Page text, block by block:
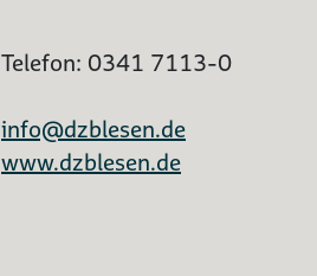
Telefon: 0341 7113-0
info@dzblesen.de
www.dzblesen.de